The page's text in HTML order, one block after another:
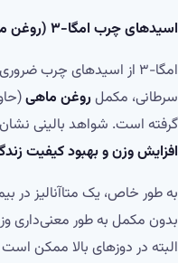
اسیدهای چرب امگا-۳ (روغن ماهی):
امگا-۳ از اسیدهای
سرطانی، مکملروغن ماهی
گرفته است. شواهد بالینی نشان
افزایش وزن و بهبود کیفیت
بدون مکمل به طور معنی‌داری
البته در دوزهای بالا ممکن